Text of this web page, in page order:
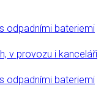
odpadními bateriemi
v provozu i kanceláři
odpadními bateriemi